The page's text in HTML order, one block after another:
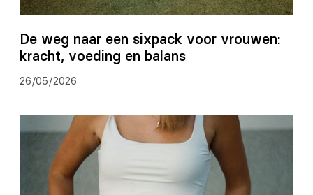
De weg naar een sixpack voor vrouwen:
kracht, voeding en balans
26/05/2026